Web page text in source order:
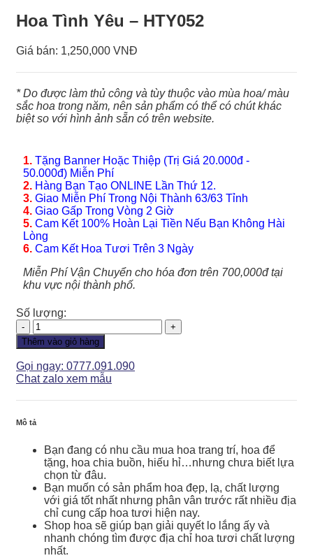
Hoa Tình Yêu – HTY052
Giá bán: 1,250,000 VNĐ
* Do được làm thủ công và tùy thuộc vào mùa hoa/ màu
sắc hoa trong năm, nên sản phẩm có thể có chút khác
biệt so với hình ảnh sẵn có trên website.
1. Tặng Banner Hoặc Thiệp (Trị Giá 20.000đ -
50.000đ) Miễn Phí
2. Hàng Bạn Tạo ONLINE Lần Thứ 12.
3. Giao Miễn Phí Trong Nội Thành 63/63 Tỉnh
4. Giao Gấp Trong Vòng 2 Giờ
5. Cam Kết 100% Hoàn Lại Tiền Nếu Bạn Không Hài
Lòng
6. Cam Kết Hoa Tươi Trên 3 Ngày
Miễn Phí Vận Chuyển cho hóa đơn trên 700,000đ tại
khu vực nội thành phố.
Số lượng:
Hoa
Tình
Yêu
-
HTY052
số
lượng
Thêm vào giỏ hàng
Gọi ngay: 0777.091.090
Chat zalo xem mẫu
Mô tả
Bạn đang có nhu cầu mua hoa trang trí, hoa để
tặng, hoa chia buồn, hiếu hỉ…nhưng chưa biết lựa
chọn từ đâu.
Bạn muốn có sản phẩm hoa đẹp, lạ, chất lượng
với giá tốt nhất nhưng phân vân trước rất nhiều địa
chỉ cung cấp hoa tươi hiện nay.
Shop hoa sẽ giúp bạn giải quyết lo lắng ấy và
nhanh chóng tìm được địa chỉ hoa tươi chất lượng
nhất.